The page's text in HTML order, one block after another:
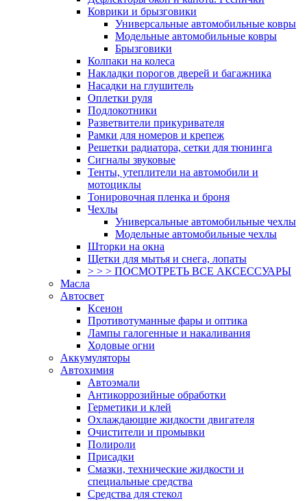
Коврики и брызговики
Универсальные автомобильные ковры
Модельные автомобильные ковры
Брызговики
Колпаки на колеса
Накладки порогов дверей и багажника
Насадки на глушитель
Оплетки руля
Подлокотники
Разветвители прикуривателя
Рамки для номеров и крепеж
Решетки радиатора, сетки для тюнинга
Сигналы звуковые
Тенты, утеплители на автомобили и
мотоциклы
Тонировочная пленка и броня
Чехлы
Универсальные автомобильные чехлы
Модельные автомобильные чехлы
Шторки на окна
Щетки для мытья и снега, лопаты
> > > ПОСМОТРЕТЬ ВСЕ АКСЕССУАРЫ
Масла
Автосвет
Ксенон
Противотуманные фары и оптика
Лампы галогенные и накаливания
Ходовые огни
Аккумуляторы
Автохимия
Автоэмали
Антикоррозийные обработки
Герметики и клей
Охлаждающие жидкости двигателя
Очистители и промывки
Полироли
Присадки
Смазки, технические жидкости и
специальные средства
Средства для стекол